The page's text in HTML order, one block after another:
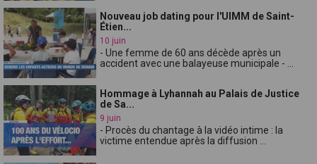
Nouveau job dating pour l'UIMM de Saint-
Étien...
10 juin
- Une femme de 60 ans décède après un
accident avec une balayeuse municipale - ...
Hommage à Lyhannah au Palais de Justice
de Sa...
9 juin
- Procès du chantage à la vidéo intime : la
victime entendue après la diffusion ...